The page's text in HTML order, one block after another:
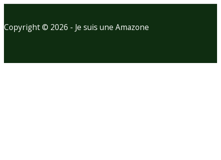
Copyright © 2026 - Je suis une Amazone